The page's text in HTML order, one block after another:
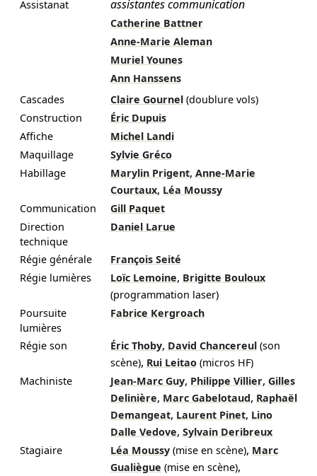
Assistanat assistantes communication
Catherine Battner
Anne-Marie Aleman
Muriel Younes
Ann Hanssens
Cascades
Claire Gournel (doublure vols)
Construction
Éric Dupuis
Affiche
Michel Landi
Maquillage
Sylvie Gréco
Habillage
Marylin Prigent, Anne-Marie
Courtaux, Léa Moussy
Communication
Gill Paquet
Direction
technique
Daniel Larue
Régie générale
François Seité
Régie lumières
Loïc Lemoine, Brigitte Bouloux
(programmation laser)
Poursuite
lumières
Fabrice Kergroach
Régie son Éric Thoby, David Chancereul (son
scène), Rui Leitao (micros HF)
Machiniste
Jean-Marc Guy, Philippe Villier, Gilles
Delinière, Marc Gabelotaud, Raphaël
Demangeat, Laurent Pinet, Lino
Dalle Vedove, Sylvain Deribreux
Stagiaire
Léa Moussy (mise en scène), Marc
Gualiègue (mise en scène),